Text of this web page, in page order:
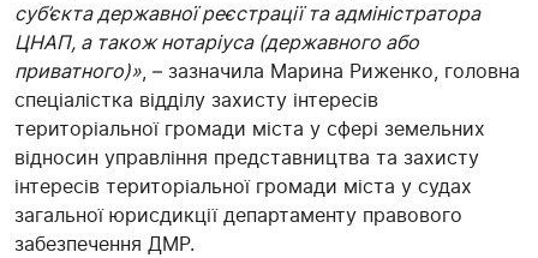
суб’єкта державної реєстрації та адміністратора
ЦНАП, а також нотаріуса (державного або
приватного)», – зазначила Марина Риженко, головна
спеціалістка відділу захисту інтересів
територіальної громади міста у сфері земельних
відносин управління представництва та захисту
інтересів територіальної громади міста у судах
загальної юрисдикції департаменту правового
забезпечення ДМР.